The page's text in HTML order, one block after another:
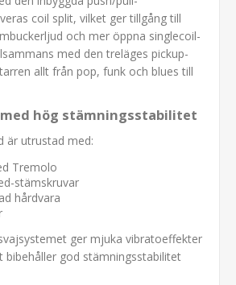
coil split, vilket ger tillgång till
och mer öppna singlecoil-
med den treläges pickup-
allt från pop, funk och blues till
med hög stämningsstabilitet
är utrustad med:
Tremolo
stämskruvar
hårdvara
ger mjuka vibratoeffekter
bibehåller god stämningsstabilitet